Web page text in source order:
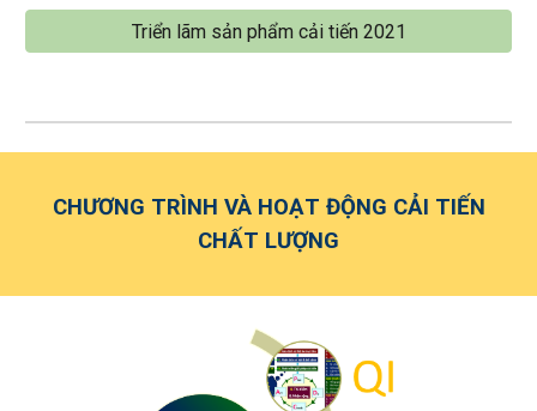
Triển lãm sản phẩm cải tiến 2021
CHƯƠNG TRÌNH VÀ HOẠT ĐỘNG CẢI TIẾN
CHẤT LƯỢNG